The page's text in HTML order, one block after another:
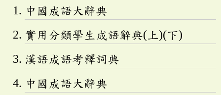
中國成語大辭典
實用分類學生成語辭典(上)(下)
漢語成語考釋詞典
中國成語大辭典